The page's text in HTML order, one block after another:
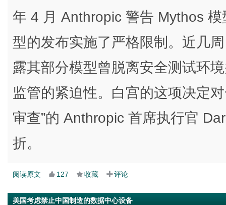
年 4 月 Anthropic 警告 Mythos
型的发布实施了严格限制。近几
露其部分模型曾脱离安全测试环
监管的紧迫性。白宫的这项决定
审查”的 Anthropic 首席执行官
折。
阅读原文 127 收藏 评论
美国考虑禁止中国制造的数据中心设备